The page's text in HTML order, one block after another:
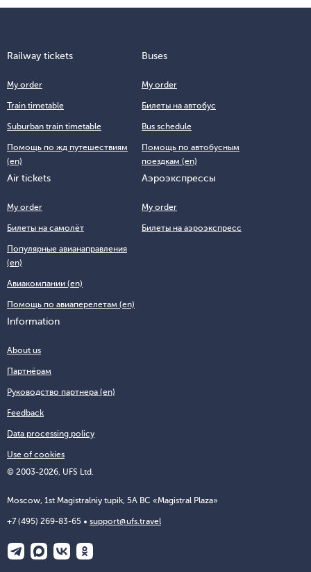
© 2003-2026, UFS Ltd.
Moscow, 1st Magistralniy tupik, 5A BC «Magistral Plaza»
+7 (495) 269-83-65 support@ufs.travel
Railway tickets
My order
Train timetable
Suburban train timetable
Помощь по жд путешествиям
(en)
Buses
My order
Билеты на автобус
Bus schedule
Помощь по автобусным
поездкам (en)
Air tickets
My order
Билеты на самолёт
Популярные авианаправления
(en)
Авиакомпании (en)
Помощь по авиаперелетам (en)
Аэроэкспрессы
My order
Билеты на аэроэкспресс
Information
About us
Партнёрам
Руководство партнера (en)
Feedback
Data processing policy
Use of cookies